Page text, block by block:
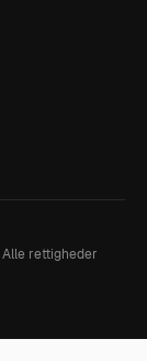
Alle rettigheder